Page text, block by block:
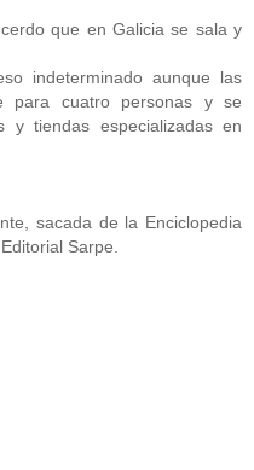
que en Galicia se sala y
indeterminado aunque las
para cuatro personas y se
y tiendas especializadas en
sacada de la Enciclopedia
Sarpe.